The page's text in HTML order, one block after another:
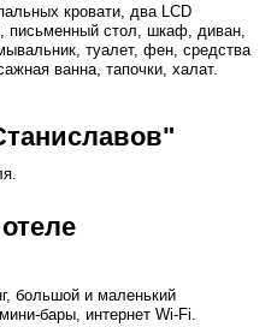
кровати, два LCD
письменный стол, шкаф, диван,
туалет, фен, средства
ванна, тапочки, халат.
большой и маленький
бары, интернет Wi-Fi.